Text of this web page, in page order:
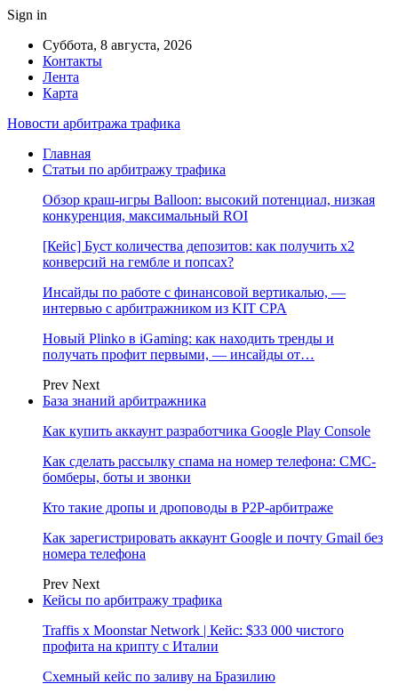
Sign in
Суббота, 8 августа, 2026
Контакты
Лента
Карта
Новости арбитража трафика
Главная
Статьи по арбитражу трафика
Обзор краш-игры Balloon: высокий потенциал, низкая
конкуренция, максимальный ROI
[Кейс] Буст количества депозитов: как получить х2
конверсий на гембле и попсах?
Инсайды по работе с финансовой вертикалью, —
интервью с арбитражником из KIT CPA
Новый Plinko в iGaming: как находить тренды и
получать профит первыми, — инсайды от…
Prev Next
База знаний арбитражника
Как купить аккаунт разработчика Google Play Console
Как сделать рассылку спама на номер телефона: СМС-
бомберы, боты и звонки
Кто такие дропы и дроповоды в P2P-арбитраже
Как зарегистрировать аккаунт Google и почту Gmail без
номера телефона
Prev Next
Кейсы по арбитражу трафика
Traffis x Moonstar Network | Кейс: $33 000 чистого
профита на крипту с Италии
Схемный кейс по заливу на Бразилию